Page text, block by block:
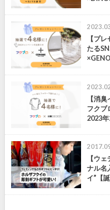
【プ
たる
【消
フクブ
2023年
【ウ
ナル名
イ”【